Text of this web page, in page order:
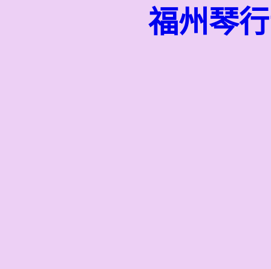
福州琴